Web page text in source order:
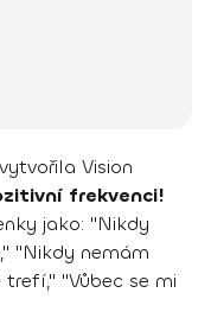
Vision
frekvenci!
jako: "Nikdy
"Nikdy nemám
trefí," "Vůbec se mi